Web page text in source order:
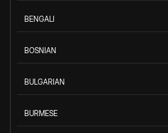
BENGALI
BOSNIAN
BULGARIAN
BURMESE